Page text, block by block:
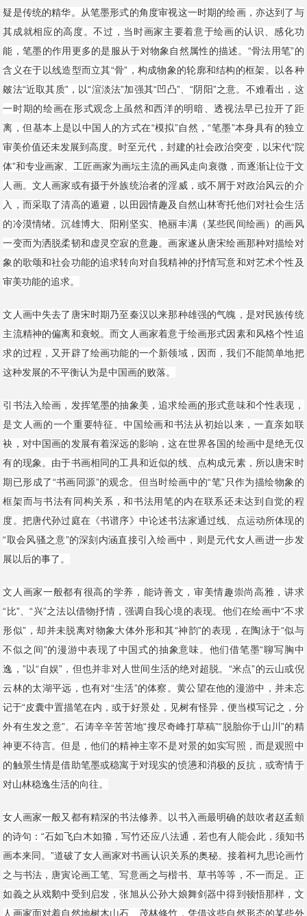
疑是传统的精华。从笔墨形式的角度审视这一时期的绘画，亦达到了与
其成就相应的高度。不过，当时画家主要着意于绘画的认识、感化功
能，笔墨的作用更多的是服从于对物象自然属性的描述。“骨法用笔”的
含义在于以线造型而立其“骨”，构成物象的轮廓和结构的框架。以各种
皴法“近取其质”，以“渲淡法”加强其“凹凸”、“阴阳”之意。不难看出，这
一时期的绘画在形式观念上虽然和西洋的明暗、透视法早已拉开了距
离，但基本上是以中国人的方式在“模拟”自然，“笔墨”本身具有的独立
审美价值还未发展到高度。时至元代，封建的社会政治突变，以宋代“院
体”和专业画家、工匠画家为画坛主流的画风走向衰微，而逐渐让位于文
人画。文人画家或有摄于外族统治者的淫威，或不屑于对政治风云的介
入，而采取了清高的遁避，以田园情趣及自然山林寄托他们对社会生活
的冷漠情绪。沉雄博大、阳刚坚实、艳丽丰满（某些民间绘画）的画风
一变而为洒脱柔韧和虚灵空寂的意趣。画家遂从唐宋绘画那种对描绘对
象的歌颂和社会功能的追求转向对自我精神的抒情写意和对艺术个性及
审美功能的追求。
文人画中失去了唐宋时期乃至秦汉以来那种雄强的气魄，是对民族传统
主流精神的偏离和衰蜕。而文人画家着意于绘画形式因素和风格个性追
求的过程，又开辟了绘画功能的一个新领域，因而，我们不能简单地把
这种发展的不平衡认为是中国画的败落。
引书法入绘画，发挥笔墨的抽象美，追求绘画的形式意味和个性表现，
是文人画的一个重要特征。中国绘画和书法从初始以来，一直亲如联
袂，对中国画的发展有着深远的影响，这在世界各国的绘画中是绝无仅
有的现象。由于书画相同的工具和近似的线、点构成元素，所以唐宋时
期已形成了“书画同源”的观念。但当时绘画中的“笔”只作为描绘物象的
框架而与书法有同构关系，和书法用笔的内在联系还未达到自觉的程
度。把唐代孙过庭在《书谱序》中论述书法家通过线、点运动所体现的
“取会风骚之意”的深刻内涵直接引入绘画中，则是元代女人画进一步发
展以后的事了。
文人画家一般都有很高的学养，能诗善文，审美情趣崇尚高雅，讲求
“比”、“兴”之法以借物抒情，强调自我心境的表现。他们在绘画中“不求
形似”，却并未脱离对物象大体外形和其“神韵”的表现，在陶泳于“似与
不似之间”的漫游中表现了中国式的抽象意味。他们借笔墨“聊写胸中
逸，”以“自娱”，但也并非对人世间生活的绝对超脱。“米点”的云山或倪
云林的太湖平远，也有对“生活”的体察。黄公望在他的漫游中，并未忘
记于“皮囊中置描笔在内，或于好景处，见树有怪异，便当模写记之，分
外有生发之意”。石涛辛辛苦苦地“搜尽奇峰打草稿”“脱胎你于山川”的精
神更不待言。但是，他们的精神主宰不是对景的如实写照，而是观照中
的触景生情是借助笔墨或稳寓于对现实的愤懑和消极的反抗，或寄情于
对山林稳逸生活的向往。
女人画家一般又都有精深的书法修养。以书入画最明确的鼓吹者赵孟頫
的诗句：“石如飞白木如籀，写竹还应八法通，若也有人能会此，须知书
画本来同。”道破了女人画家对书画认识关系的奥秘。接着柯九思论画竹
之与书法，唐寅论画工笔、写意画之与楷书、草书等等，不一而足。正
如義之从戏鹅中受到启发，张旭从公孙大娘舞剑器中得到顿悟那样，文
人画家面对着自然地树木山石、茂林修竹，凭借这些自然形态的某些外